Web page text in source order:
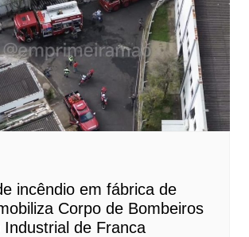
incêndio em fábrica de
Corpo de Bombeiros
Industrial de Franca